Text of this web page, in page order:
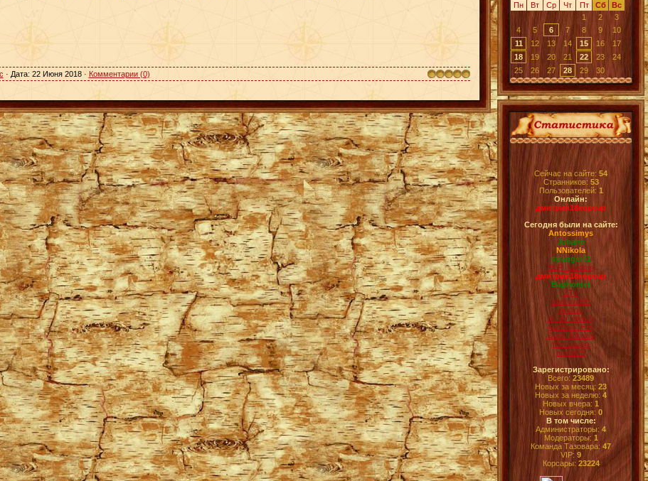
· Дата: 22 Июня 2018· Комментарии (0)
Пн Вт Ср Чт Пт Сб
Вс
1
2
3
4
5 6 7 8 9
10
11
12 13 14 15 16
17
18
19 20 21 22 23
24
25
26 27 28 29 30
Сейчас на сайте: 54
Странников: 53
Пользователей: 1
Онлайн:
дмитрий18корсар
Сегодня были на сайте:
Antossimys
Johano
NNikola
stranger71
BLR_random
дмитрий18корсар
Baphomet
ZTV
andrew950
Andlok
rk_dv_melkiy
Ku33neCHIK
Dark_Nikolas
Muchacho
manul75
Зарегистрировано:
Всего:23489
Новых за месяц: 23
Новых за неделю: 4
Новых вчера:1
Новых сегодня: 0
В том числе:
Администраторы: 4
Модераторы: 1
Команда Тазовара:47
VIP: 9
Корсары: 23224